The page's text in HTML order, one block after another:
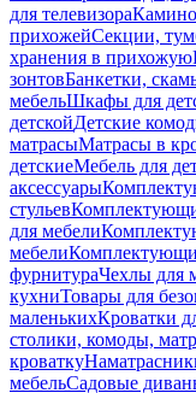
для телевизора
прихожейСекции,
хранения в прихожую
зонтовБанкетки,
мебельШкафы для
детскойДетские
матрасыМатрасы в
детскиеМебель для
аксессуары
стульев
для мебели
мебели
фурнитураЧехлы для
кухниТовары для
маленькихКроватки
столики, комоды,
кроватку
мебельСадовые